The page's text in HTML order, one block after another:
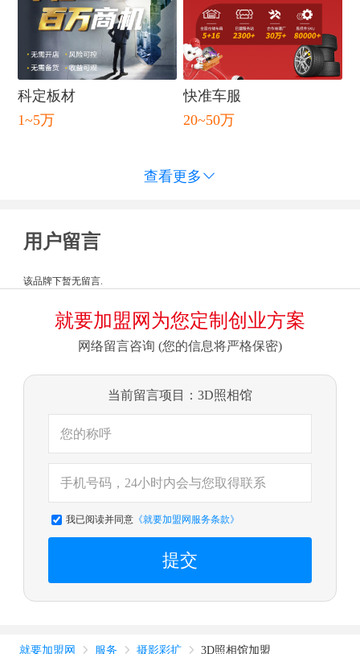
科定板材
1~5万
快准车服
20~50万
查看更多 
用户留言
该品牌下暂无留言.
就要加盟网为您定制创业方案
网络留言咨询 (您的信息将严格保密)
当前留言项目：3D照相馆
我已阅读并同意《就要加盟网服务条款》
提交
就要加盟网  服务  摄影彩扩  3D照相馆加盟